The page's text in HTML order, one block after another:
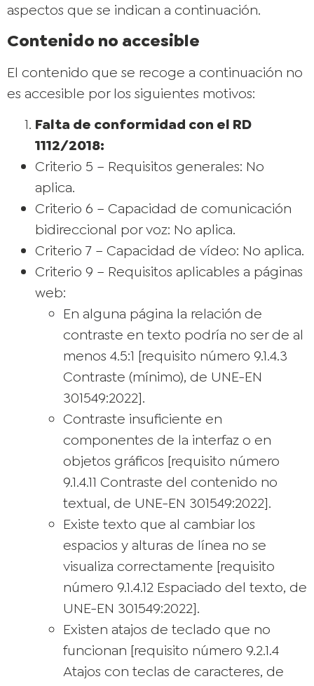
aspectos que se indican a continuación.
Contenido no accesible
El contenido que se recoge a continuación no
es accesible por los siguientes motivos:
Falta de conformidad con el RD
1112/2018:
Criterio 5 – Requisitos generales: No
aplica.
Criterio 6 – Capacidad de comunicación
bidireccional por voz: No aplica.
Criterio 7 – Capacidad de vídeo: No aplica.
Criterio 9 – Requisitos aplicables a páginas
web:
En alguna página la relación de
contraste en texto podría no ser de al
menos 4.5:1 [requisito número 9.1.4.3
Contraste (mínimo), de UNE-EN
301549:2022].
Contraste insuficiente en
componentes de la interfaz o en
objetos gráficos [requisito número
9.1.4.11 Contraste del contenido no
textual, de UNE-EN 301549:2022].
Existe texto que al cambiar los
espacios y alturas de línea no se
visualiza correctamente [requisito
número 9.1.4.12 Espaciado del texto, de
UNE-EN 301549:2022].
Existen atajos de teclado que no
funcionan [requisito número 9.2.1.4
Atajos con teclas de caracteres, de